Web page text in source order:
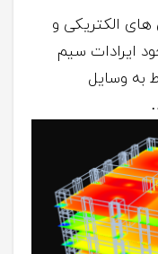
الکتریکی و
ایرادات سیم
به وسایل